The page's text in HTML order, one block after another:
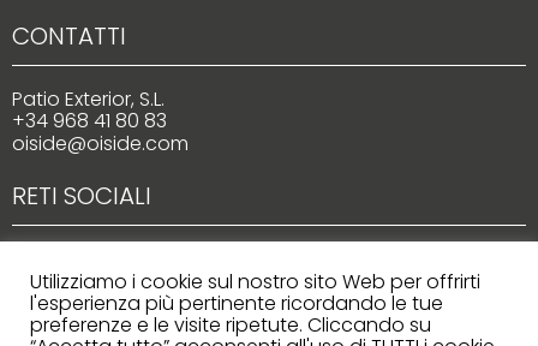
CONTATTI
Patio Exterior, S.L.
+34 968 41 80 83
oiside@oiside.com
RETI SOCIALI
Utilizziamo i cookie sul nostro sito Web per offrirti
l'esperienza più pertinente ricordando le tue
preferenze e le visite ripetute. Cliccando su